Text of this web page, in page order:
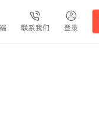
联系我们 登录